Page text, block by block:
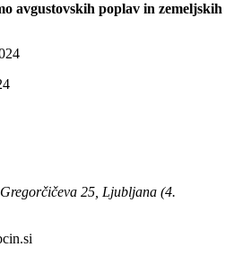
avgustovskih poplav in zemeljskih
25, Ljubljana (4.